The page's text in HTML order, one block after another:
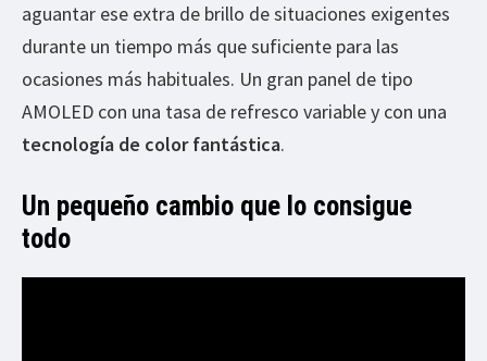
aguantar ese extra de brillo de situaciones exigentes
durante un tiempo más que suficiente para las
ocasiones más habituales. Un gran panel de tipo
AMOLED con una tasa de refresco variable y con una
tecnología de color fantástica.
Un pequeño cambio que lo consigue
todo